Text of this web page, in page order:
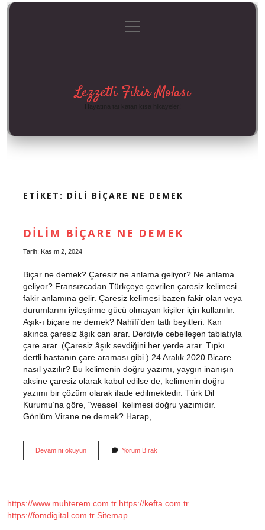
Gizlilik Politikası
menüyü
aç
Lezzetli Fikir Molası
ETIKET: DILI BIÇARE NE DEMEK
DILIM BIÇARE NE DEMEK
Tarih: Kasım 2, 2024
Biçar ne demek? Çaresiz ne anlama geliyor? Ne anlama
geliyor? Fransızcadan Türkçeye çevrilen çaresiz kelimesi
fakir anlamına gelir. Çaresiz kelimesi bazen fakir olan veya
durumlarını iyileştirme gücü olmayan kişiler için kullanılır.
Aşık-ı biçare ne demek? Nahîfî’den tatlı beyitleri: Kan
akınca çaresiz âşık can arar. Derdiyle cebelleşen tabiatıyla
çare arar. (Çaresiz âşık sevdiğini her yerde arar. Tıpkı
dertli hastanın çare araması gibi.) 24 Aralık 2020 Bicare
nasıl yazılır? Bu kelimenin doğru yazımı, yaygın inanışın
aksine çaresiz olarak kabul edilse de, kelimenin doğru
yazımı bir çözüm olarak ifade edilmektedir. Türk Dil
Kurumu’na göre, “weasel” kelimesi doğru yazımıdır.
Gönlüm Virane ne demek? Harap,…
Devamını okuyunDilim
Biçare
Yorum Bırak
https://www.muhterem.com.tr https://kefta.com.tr
https://fomdigital.com.tr Sitemap